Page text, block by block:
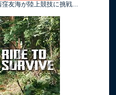
窪友海が陸上競技に挑戦...